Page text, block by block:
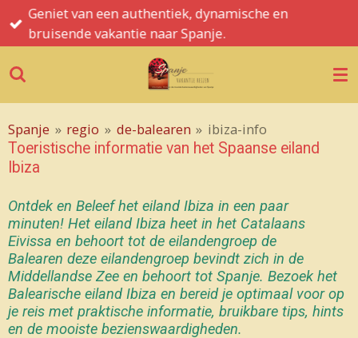
Ga
direct
de
Spanje informatie, tips, hints en de mooiste
bezienswaardigheden
Spanje » regio » de-balearen » ibiza-info
Toeristische informatie van het Spaanse eiland
Ibiza
Ontdek en Beleef het eiland Ibiza in een paar
minuten! Het eiland Ibiza heet in het Catalaans
Eivissa en behoort tot de eilandengroep de
Balearen deze eilandengroep bevindt zich in de
Middellandse Zee en behoort tot Spanje. Bezoek het
Balearische eiland Ibiza en bereid je optimaal voor op
je reis met praktische informatie, bruikbare tips, hints
en de mooiste bezienswaardigheden.